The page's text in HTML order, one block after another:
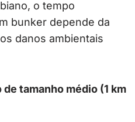
o tempo
bunker depende da
danos ambientais
tamanho médio (1 km